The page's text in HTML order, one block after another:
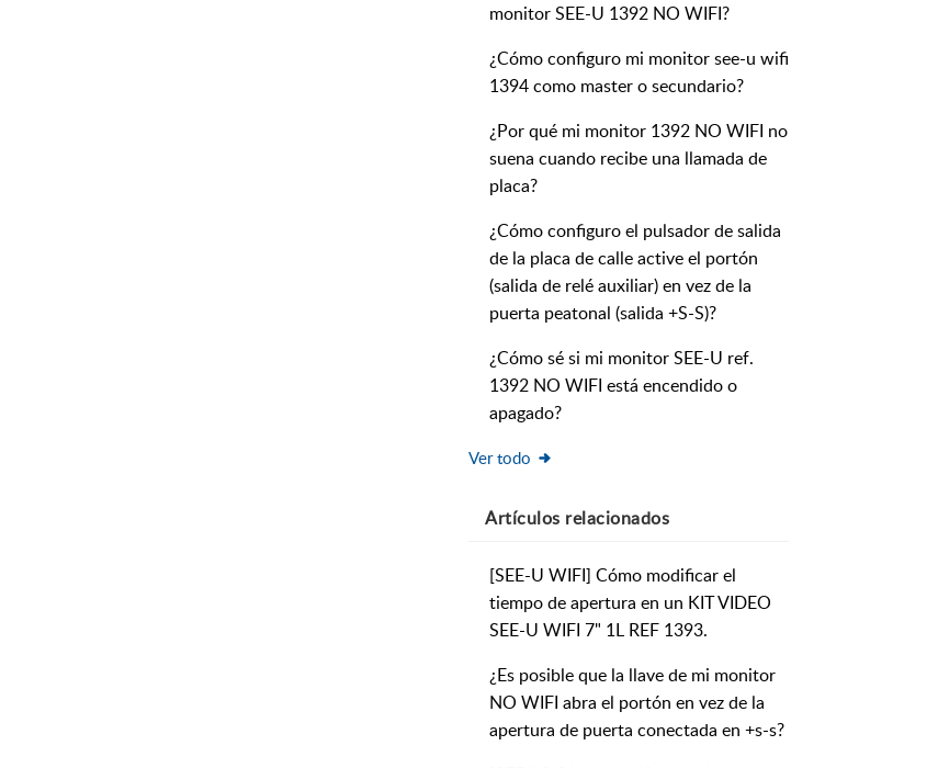
monitor SEE-U 1392 NO WIFI?
¿Cómo configuro mi monitor see-u wifi
1394 como master o secundario?
¿Por qué mi monitor 1392 NO WIFI no
suena cuando recibe una llamada de
placa?
¿Cómo configuro el pulsador de salida
de la placa de calle active el portón
(salida de relé auxiliar) en vez de la
puerta peatonal (salida +S-S)?
¿Cómo sé si mi monitor SEE-U ref.
1392 NO WIFI está encendido o
apagado?
Ver todo
Artículos relacionados
[SEE-U WIFI] Cómo modificar el
tiempo de apertura en un KIT VIDEO
SEE-U WIFI 7" 1L REF 1393.
¿Es posible que la llave de mi monitor
NO WIFI abra el portón en vez de la
apertura de puerta conectada en +s-s?